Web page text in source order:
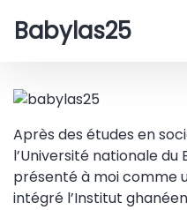
Babylas25
Après des études en
l’Université nationale du
présenté à moi comme
intégré l’Institut